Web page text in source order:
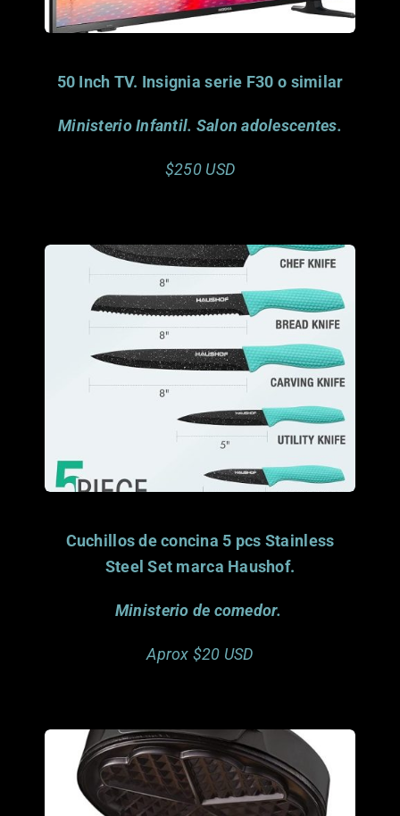
50 Inch TV. Insignia serie F30 o similar
Ministerio Infantil. Salon adolescentes.
$250 USD
Porfavor considera
donar este articulo.
Gracias.
Cuchillos de concina 5 pcs Stainless
Steel Set marca Haushof.
Ministerio de comedor.
Aprox $20 USD
Porfavor considera
donar este articulo.